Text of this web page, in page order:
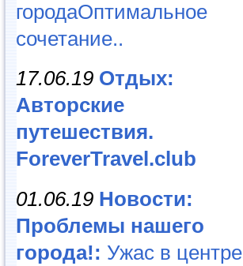
городаОптимальное
сочетание..
17.06.19 Отдых:
Авторские
путешествия.
ForeverTravel.club
01.06.19 Новости:
Проблемы нашего
города!: Ужас в центре